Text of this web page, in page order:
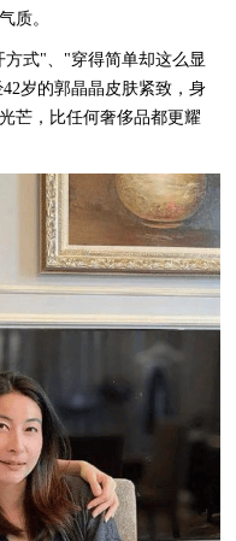
质。
式"、"穿得简单却这么显
岁的郭晶晶皮肤紧致，身
芒，比任何奢侈品都更耀